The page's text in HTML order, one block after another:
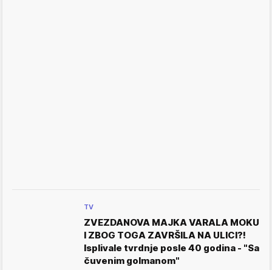
TV
ZVEZDANOVA MAJKA VARALA MOKU
I ZBOG TOGA ZAVRŠILA NA ULICI?!
Isplivale tvrdnje posle 40 godina - "Sa
čuvenim golmanom"